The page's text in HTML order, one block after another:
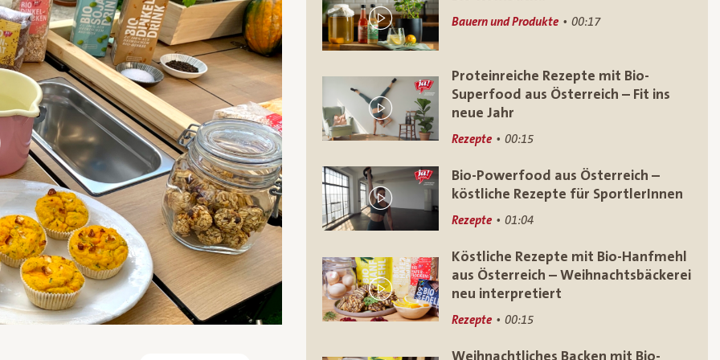
Bauern und Produkte 00:17
Proteinreiche Rezepte mit Bio-
Superfood aus Österreich – Fit ins
neue Jahr
Rezepte 00:15
Bio-Powerfood aus Österreich –
köstliche Rezepte für SportlerInnen
Rezepte 01:04
Köstliche Rezepte mit Bio-Hanfmehl
aus Österreich – Weihnachtsbäckerei
neu interpretiert
Rezepte 00:15
Weihnachtliches Backen mit Bio-